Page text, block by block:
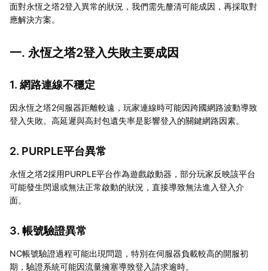
面對永恆之塔2登入異常的狀況，我們需先釐清可能成因，再採取對
應解決方案。
一. 永恆之塔2登入失敗主要成因
1. 網路連線不穩定
因永恆之塔2伺服器距離較遠，玩家連線時可能因跨國網路波動導致
登入失敗。高延遲與高封包遺失率是影響登入的關鍵網路因素。
2. PURPLE平台異常
永恆之塔2採用PURPLE平台作為遊戲啟動器，部分玩家反映該平台
可能發生閃退或無法正常啟動的狀況，直接導致無法進入登入介
面。
3. 帳號驗證異常
NC帳號驗證過程可能出現問題，特別在伺服器負載較高的開服初
期，驗證系統可能因流量擁塞導致登入請求逾時。